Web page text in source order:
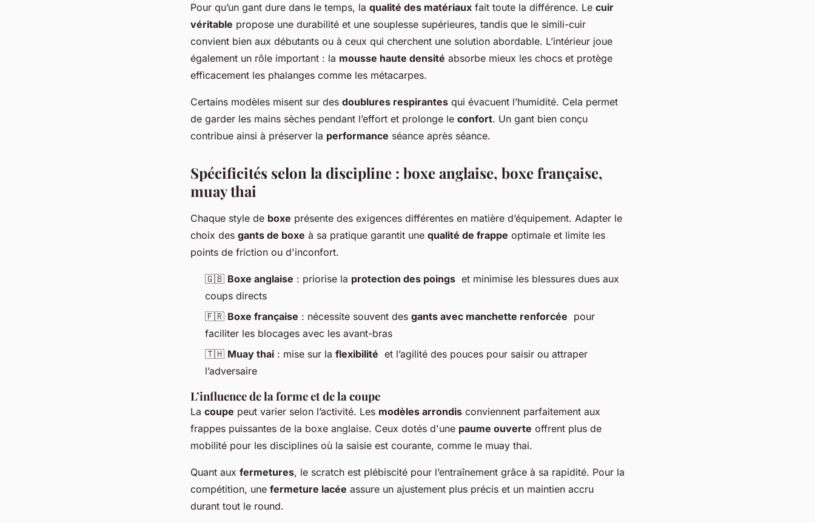
Pour qu’un gant dure dans le temps, la qualité des matériaux fait toute la différence. Le cuir
véritable propose une durabilité et une souplesse supérieures, tandis que le simili-cuir
convient bien aux débutants ou à ceux qui cherchent une solution abordable. L’intérieur joue
également un rôle important : la mousse haute densité absorbe mieux les chocs et protège
efficacement les phalanges comme les métacarpes.
Certains modèles misent sur des doublures respirantes qui évacuent l’humidité. Cela permet
de garder les mains sèches pendant l’effort et prolonge le confort. Un gant bien conçu
contribue ainsi à préserver la performance séance après séance.
Spécificités selon la discipline : boxe anglaise, boxe française,
muay thai
Chaque style de boxe présente des exigences différentes en matière d’équipement. Adapter le
choix des gants de boxe à sa pratique garantit une qualité de frappe optimale et limite les
points de friction ou d'inconfort.
🇬🇧 Boxe anglaise : priorise la protection des poings et minimise les blessures dues aux
coups directs
🇫🇷 Boxe française : nécessite souvent des gants avec manchette renforcée pour
faciliter les blocages avec les avant-bras
🇹🇭 Muay thai : mise sur la flexibilité et l’agilité des pouces pour saisir ou attraper
l’adversaire
L’influence de la forme et de la coupe
La coupe peut varier selon l’activité. Les modèles arrondis conviennent parfaitement aux
frappes puissantes de la boxe anglaise. Ceux dotés d'une paume ouverte offrent plus de
mobilité pour les disciplines où la saisie est courante, comme le muay thai.
Quant aux fermetures, le scratch est plébiscité pour l’entraînement grâce à sa rapidité. Pour la
compétition, une fermeture lacée assure un ajustement plus précis et un maintien accru
durant tout le round.